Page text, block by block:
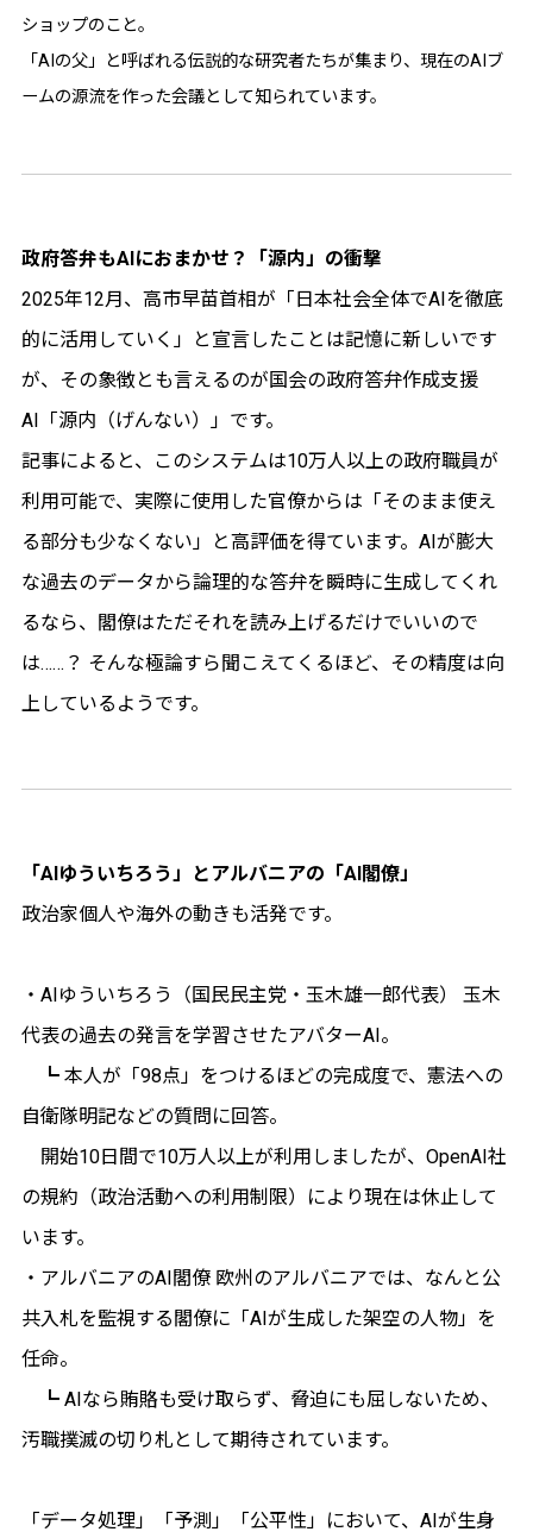
ショップのこと。
「AIの父」と呼ばれる伝説的な研究者たちが集まり、現在のAIブ
ームの源流を作った会議として知られています。
政府答弁もAIにおまかせ？「源内」の衝撃
2025年12月、高市早苗首相が「日本社会全体でAIを徹底
的に活用していく」と宣言したことは記憶に新しいです
が、その象徴とも言えるのが国会の政府答弁作成支援
AI「源内（げんない）」です。
記事によると、このシステムは10万人以上の政府職員が
利用可能で、実際に使用した官僚からは「そのまま使え
る部分も少なくない」と高評価を得ています。AIが膨大
な過去のデータから論理的な答弁を瞬時に生成してくれ
るなら、閣僚はただそれを読み上げるだけでいいので
は……？ そんな極論すら聞こえてくるほど、その精度は向
上しているようです。
「AIゆういちろう」とアルバニアの「AI閣僚」
政治家個人や海外の動きも活発です。
・AIゆういちろう（国民民主党・玉木雄一郎代表） 玉木
代表の過去の発言を学習させたアバターAI。
┗ 本人が「98点」をつけるほどの完成度で、憲法への
自衛隊明記などの質問に回答。
開始10日間で10万人以上が利用しましたが、OpenAI社
の規約（政治活動への利用制限）により現在は休止して
います。
・アルバニアのAI閣僚 欧州のアルバニアでは、なんと公
共入札を監視する閣僚に「AIが生成した架空の人物」を
任命。
┗ AIなら賄賂も受け取らず、脅迫にも屈しないため、
汚職撲滅の切り札として期待されています。
「データ処理」「予測」「公平性」において、AIが生身